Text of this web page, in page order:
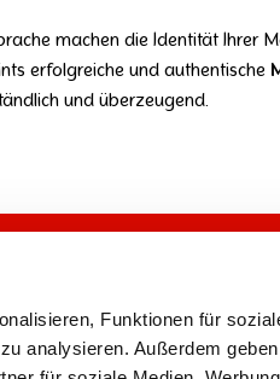
Funktionen für
analysieren. Außerdem
machen die Identität Ihrer
erfolgreiche und authentische
und überzeugend.
Multichannel-